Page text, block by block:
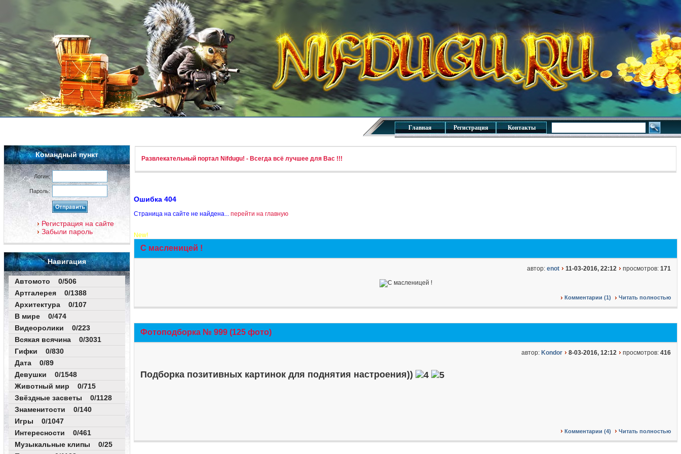
Главная Регистрация Контакты
Командный пункт
Логин:
Пароль:
Регистрация на сайте
Забыли пароль
Навигация
Автомото 0/506
Артгалерея 0/1388
Архитектура 0/107
В мире 0/474
Видеоролики 0/223
Всякая всячина 0/3031
Гифки 0/830
Дата 0/89
Девушки 0/1548
Животный мир 0/715
Звёздные засветы 0/1128
Знаменитости 0/140
Игры 0/1047
Интересности 0/461
Музыкальные клипы 0/25
Развлекательный портал Nifdugu! - Всегда всё лучшее для Вас !!!
Ошибка 404
Страница на сайте не найдена... перейти на главную
New!
С масленицей !
автор: enot 11-03-2016, 22:12 просмотров: 171
Комментарии (1) Читать полностью
Фотоподборка № 999 (125 фото)
автор: Kondor 8-03-2016, 12:12 просмотров: 416
Подборка позитивных картинок для поднятия настроения))
Комментарии (4) Читать полностью